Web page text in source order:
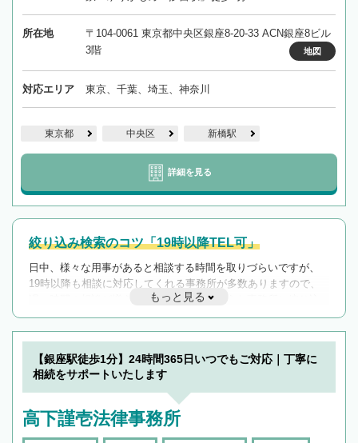
所在地
〒104-0061 東京都中央区銀座8-20-33 ACN銀座8ビル
3階
地図
対応エリア 東京、千葉、埼玉、神奈川
東京都 中央区 新橋駅
詳細を見る
絞り込み検索のコツ「19時以降TEL可」
日中、様々な用事があると相談する時間を取りづらいですが、
19時以降も相談に対応してくれる事務所が多数ありますので、
遅い時間の相談が増えそうな場合はそのような事務所に絞り込
んで検索してみましょう。
19時以降TEL可の条件
を加えて再検索
もっと見る
【銀座駅徒歩1分】24時間365日いつでもご対応｜丁寧に
相続をサポートいたします
高下謹壱法律事務所